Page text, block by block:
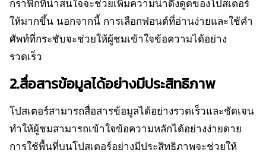
กราฟิกที่น่าสนใจจะช่วยเพิ่มความน่าดึงดูดของโปสเตอร์
ให้มากขึ้น นอกจากนี้ การเลือกฟอนต์ที่อ่านง่ายและใช้คำ
ศัพท์ที่กระชับจะช่วยให้ผู้ชมเข้าใจข้อความได้อย่าง
รวดเร็ว
2.สื่อสารข้อมูลได้อย่างมีประสิทธิภาพ
โปสเตอร์สามารถสื่อสารข้อมูลได้อย่างรวดเร็วและชัดเจน
ทำให้ผู้ชมสามารถเข้าใจข้อความหลักได้อย่างง่ายดาย
การใช้พื้นที่บนโปสเตอร์อย่างมีประสิทธิภาพจะช่วยให้